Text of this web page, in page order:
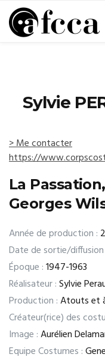
Sylvie
> Me contacter
https://
La
Georges
Année de production :
Date de sortie/diffusion
Époque :1947-1963
Réalisateur :Sylvie
Production :Atouts et
Créateur(rice) des
Image :Aurélien
Equipe Costumes :